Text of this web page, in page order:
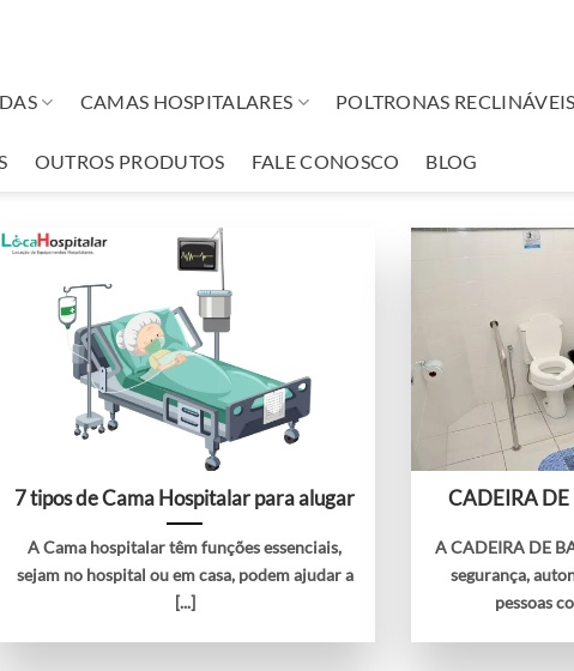
CAMAS HOSPITALARES POLTRONAS RECLINÁVEIS
OUTROS PRODUTOS FALE CONOSCO BLOG
7 tipos de Cama Hospitalar para alugar
A Cama hospitalar têm funções essenciais,
sejam no hospital ou em casa, podem ajudar a
[...]
CADEIRA
A CADEIRA DE
segurança,
pessoas